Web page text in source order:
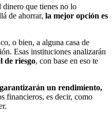
dinero que tienes no lo
de ahorrar, la mejor opción es
o bien, a alguna casa de
Esas instituciones analizarán
de riesgo, con base en eso te
un rendimiento,
financieros, es decir, como